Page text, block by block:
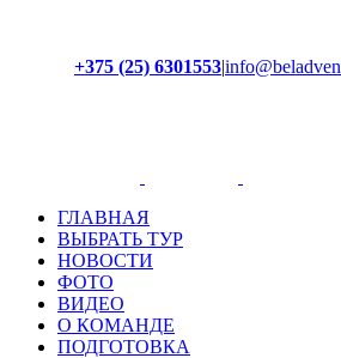
+375 (25) 6301553|
ГЛАВНАЯ
ВЫБРАТЬ ТУР
НОВОСТИ
ФОТО
ВИДЕО
О КОМАНДЕ
ПОДГОТОВКА